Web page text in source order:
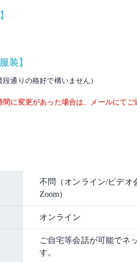
装】
通りの格好で構いません）
に変更があった場合は、メールにてご
不問（オンライン/ビデオ
Zoom）
オンライン
ご自宅等会話が可能でネ
す。